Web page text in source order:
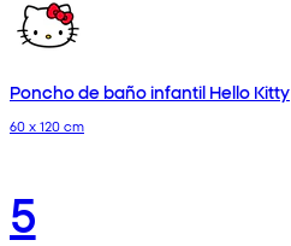
Poncho de baño infantil Hello Kitty
60 x 120 cm
5